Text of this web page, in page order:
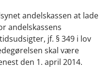
andelskassen at lade
andelskassens
jf. § 349 i lov
skal være
den 1. april 2014.